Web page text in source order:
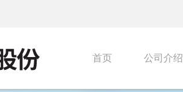
首页 公司介绍